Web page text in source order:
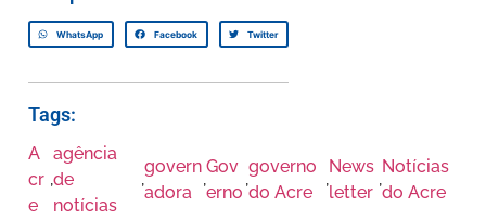
WhatsApp Facebook Twitter
Tags:
A
cr
e
,
agência
de
notícias
,
govern
adora
,
Gov
erno
,
governo
do Acre
,
News
letter
,
Notícias
do Acre